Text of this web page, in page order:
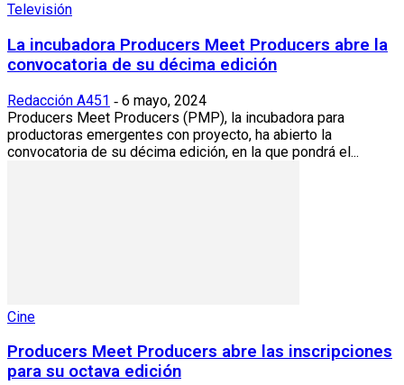
Televisión
La incubadora Producers Meet Producers abre la
convocatoria de su décima edición
Redacción A451 - 6 mayo, 2024
Producers Meet Producers (PMP), la incubadora para
productoras emergentes con proyecto, ha abierto la
convocatoria de su décima edición, en la que pondrá el...
Cine
Producers Meet Producers abre las inscripciones
para su octava edición